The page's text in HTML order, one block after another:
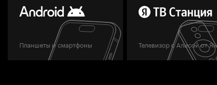
Планшеты и смартфоны Телевизор с Алисой от